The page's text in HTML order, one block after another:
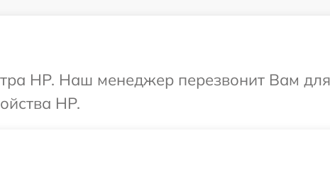
HP. Наш менеджер перезвонит Вам
HP.